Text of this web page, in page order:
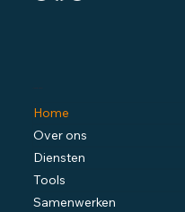
Navigatie
Home
Over ons
Diensten
Tools
Samenwerken